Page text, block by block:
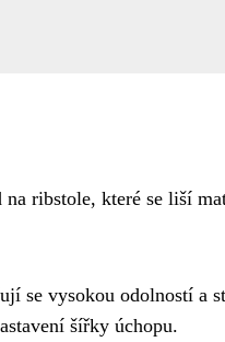
ribstole, které se liší
se vysokou odolností a
šířky úchopu.